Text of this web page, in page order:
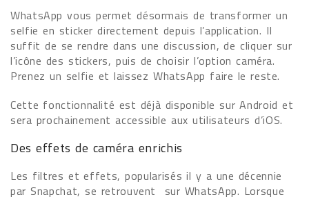
WhatsApp vous permet désormais de transformer un
selfie en sticker directement depuis l’application. Il
suffit de se rendre dans une discussion, de cliquer sur
l’icône des stickers, puis de choisir l’option caméra.
Prenez un selfie et laissez WhatsApp faire le reste.
Cette fonctionnalité est déjà disponible sur Android et
sera prochainement accessible aux utilisateurs d’iOS.
Des effets de caméra enrichis
Les filtres et effets, popularisés il y a une décennie
par Snapchat, se retrouvent sur WhatsApp. Lorsque